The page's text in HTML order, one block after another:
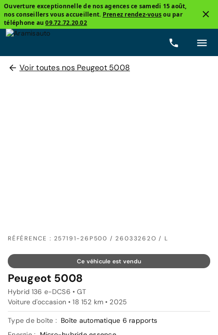
Ouverture exceptionnelle de nos agences ce samedi 15 août,
nos conseillers vous accueillent. Prenez rendez-vousou par
téléphone au09.72.72.20.02
Voir toutes nos Peugeot 5008
RÉFÉRENCE : 257191-26P500 / 26033262O / L
Ce véhicule est vendu
Peugeot 5008
Hybrid 136 e-DCS6 • GT
Voiture d'occasion • 18 152 km • 2025
Type de boîte : Boîte automatique 6 rapports